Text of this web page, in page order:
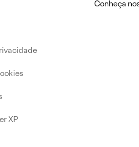
XP
Conheça